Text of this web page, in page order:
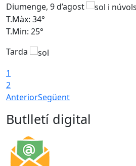
Diumenge, 9 d’agost
T.Màx: 34°
T.Min: 25°
Tarda
1
2
AnteriorSegüent
Butlletí digital